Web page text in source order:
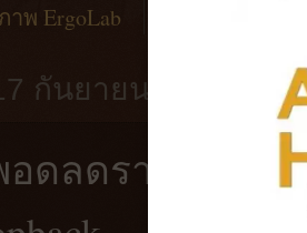
พ ErgoLab
กันยายน พ.ศ. 2561
ดลดราคาจาก